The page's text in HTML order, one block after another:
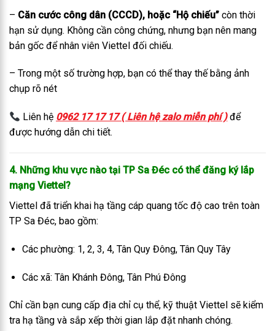
– Căn cước công dân (CCCD), hoặc “Hộ chiếu” còn thời
hạn sử dụng. Không cần công chứng, nhưng bạn nên mang
bản gốc để nhân viên Viettel đối chiếu.
– Trong một số trường hợp, bạn có thể thay thế bằng ảnh
chụp rõ nét
Liên hệ 0962 17 17 17 ( Liên hệ zalo miễn phí ) để
được hướng dẫn chi tiết.
4. Những khu vực nào tại TP Sa Đéc có thể đăng ký lắp
mạng Viettel?
Viettel đã triển khai hạ tầng cáp quang tốc độ cao trên toàn
TP Sa Đéc, bao gồm:
Các phường: 1, 2, 3, 4, Tân Quy Đông, Tân Quy Tây
Các xã: Tân Khánh Đông, Tân Phú Đông
Chỉ cần bạn cung cấp địa chỉ cụ thể, kỹ thuật Viettel sẽ kiểm
tra hạ tầng và sắp xếp thời gian lắp đặt nhanh chóng.